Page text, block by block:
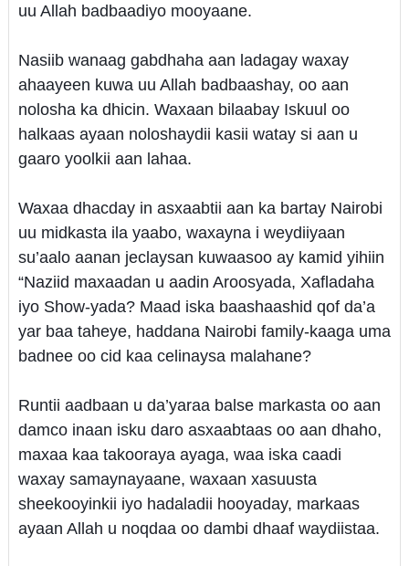
uu Allah badbaadiyo mooyaane.
Nasiib wanaag gabdhaha aan ladagay waxay
ahaayeen kuwa uu Allah badbaashay, oo aan
nolosha ka dhicin. Waxaan bilaabay Iskuul oo
halkaas ayaan noloshaydii kasii watay si aan u
gaaro yoolkii aan lahaa.
Waxaa dhacday in asxaabtii aan ka bartay Nairobi
uu midkasta ila yaabo, waxayna i weydiiyaan
su’aalo aanan jeclaysan kuwaasoo ay kamid yihiin
“Naziid maxaadan u aadin Aroosyada, Xafladaha
iyo Show-yada? Maad iska baashaashid qof da’a
yar baa taheye, haddana Nairobi family-kaaga uma
badnee oo cid kaa celinaysa malahane?
Runtii aadbaan u da’yaraa balse markasta oo aan
damco inaan isku daro asxaabtaas oo aan dhaho,
maxaa kaa takooraya ayaga, waa iska caadi
waxay samaynayaane, waxaan xasuusta
sheekooyinkii iyo hadaladii hooyaday, markaas
ayaan Allah u noqdaa oo dambi dhaaf waydiistaa.